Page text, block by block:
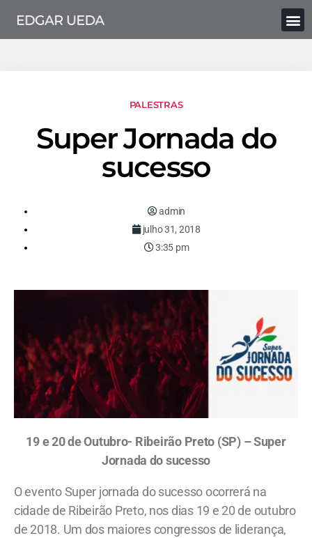
PALESTRAS
Super Jornada do
sucesso
admin
julho 31, 2018
3:35 pm
19 e 20 de Outubro- Ribeirão Preto (SP) – Super
Jornada do sucesso
O evento Super jornada do sucesso ocorrerá na
cidade de Ribeirão Preto, nos dias 19 e 20 de outubro
de 2018. Um dos maiores congressos de liderança,